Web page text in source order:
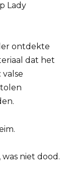
Lady
ontdekte
dat het
niet dood.